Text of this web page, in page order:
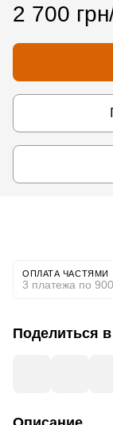
2 700
ОПЛАТА ЧАСТЯМИ
3 платежа по
Поделиться